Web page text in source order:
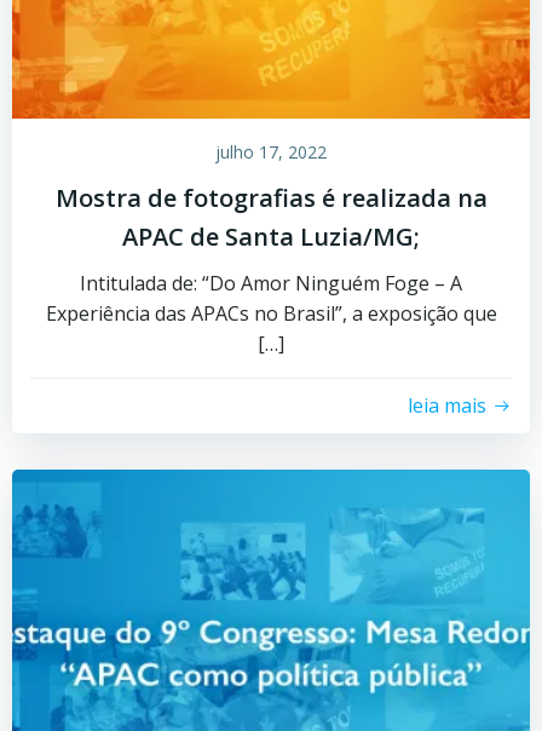
julho 17, 2022
Mostra de fotografias é realizada na
APAC de Santa Luzia/MG;
Intitulada de: “Do Amor Ninguém Foge – A
Experiência das APACs no Brasil”, a exposição que
[…]
leia mais